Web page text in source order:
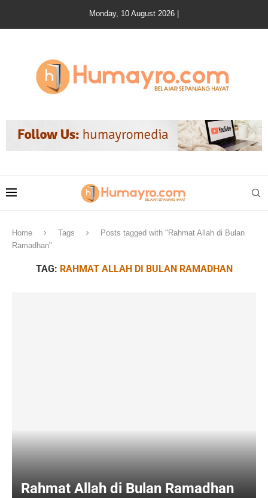
Monday, 10 August 2026 |
Home Tags
Posts tagged with "Rahmat Allah di Bulan
Ramadhan"
TAG: RAHMAT ALLAH DI BULAN RAMADHAN
Rahmat Allah di Bulan Ramadhan